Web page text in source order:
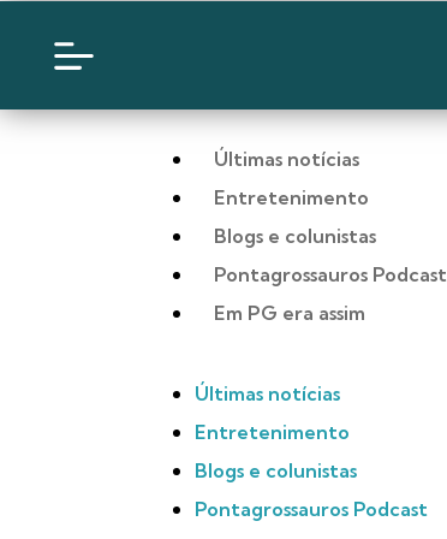
Últimas notícias
Entretenimento
Blogs e colunistas
Pontagrossauros Podcast
Em PG era assim
Últimas notícias
Entretenimento
Blogs e colunistas
Pontagrossauros Podcast